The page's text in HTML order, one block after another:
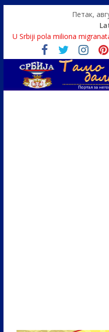
Петак,
U Srbiji pola miliona
Како је „Господар књига“
непријатељем
Čije je pravo na istinu o Nikoli
Srbin zaspao na Dunavu,
Politika i seks glavne teme